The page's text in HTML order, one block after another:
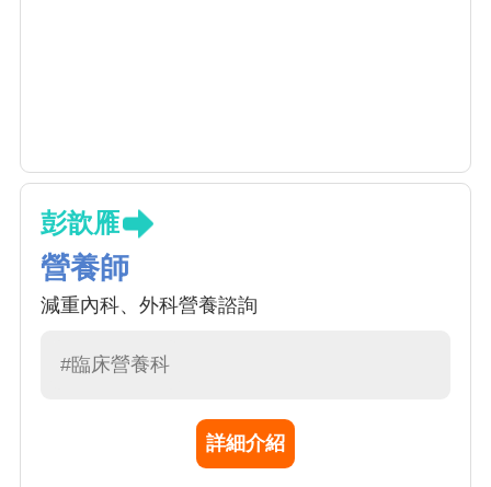
彭歆雁
營養師
減重內科、外科營養諮詢
#臨床營養科
詳細介紹